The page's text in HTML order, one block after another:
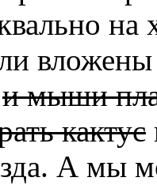
и мыши
кактус
А мы